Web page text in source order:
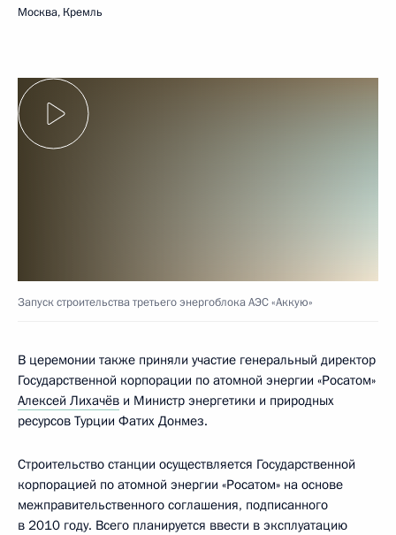
Москва, Кремль
Запуск строительства третьего энергоблока АЭС «Аккую»
В церемонии также приняли участие генеральный директор
Государственной корпорации по атомной энергии «Росатом»
Алексей Лихачёв и Министр энергетики и природных
ресурсов Турции Фатих Донмез.
Строительство станции осуществляется Государственной
корпорацией по атомной энергии «Росатом» на основе
межправительственного соглашения, подписанного
в 2010 году. Всего планируется ввести в эксплуатацию